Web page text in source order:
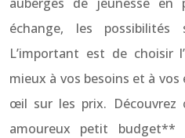
échange, les
L’important est de choisir
mieux à vos besoins et à
œil sur les prix.
amoureux petit budget**